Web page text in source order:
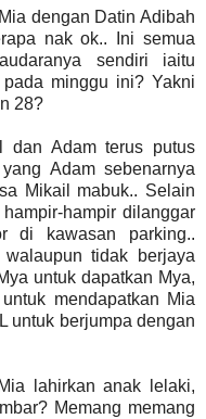
dengan Datin Adibah
nak ok.. Ini semua
sendiri iaitu
minggu ini? Yakni
28?
dan Adam terus putus
Adam sebenarnya
Mikail mabuk.. Selain
hampir dilanggar
di kawasan parking..
tidak berjaya
untuk dapatkan Mya,
mendapatkan Mia
untuk berjumpa dengan
lahirkan anak lelaki,
Memang memang